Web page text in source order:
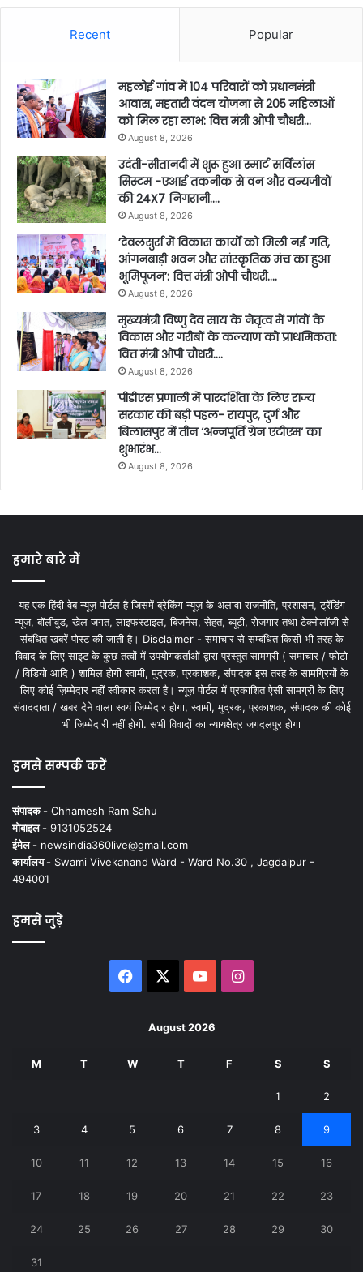
Recent Popular
महलोई गांव में 104 परिवारों को प्रधानमंत्री
आवास, महतारी वंदन योजना से 205 महिलाओं
को मिल रहा लाभ: वित्त मंत्री ओपी चौधरी…
August 8, 2026
उदंती-सीतानदी में शुरू हुआ स्मार्ट सर्विलांस
सिस्टम -एआई तकनीक से वन और वन्यजीवों
की 24X7 निगरानी….
August 8, 2026
’देवलसुर्रा में विकास कार्यों को मिली नई गति,
आंगनबाड़ी भवन और सांस्कृतिक मंच का हुआ
भूमिपूजन’: वित्त मंत्री ओपी चौधरी….
August 8, 2026
मुख्यमंत्री विष्णु देव साय के नेतृत्व में गांवों के
विकास और गरीबों के कल्याण को प्राथमिकता:
वित्त मंत्री ओपी चौधरी….
August 8, 2026
पीडीएस प्रणाली में पारदर्शिता के लिए राज्य
सरकार की बड़ी पहल- रायपुर, दुर्ग और
बिलासपुर में तीन ‘अन्नपूर्ति ग्रेन एटीएम‘ का
शुभारंभ…
August 8, 2026
हमारे बारे में
यह एक हिंदी वेब न्यूज़ पोर्टल है जिसमें ब्रेकिंग न्यूज़ के अलावा राजनीति, प्रशासन, ट्रेंडिंग
न्यूज, बॉलीवुड, खेल जगत, लाइफस्टाइल, बिजनेस, सेहत, ब्यूटी, रोजगार तथा टेक्नोलॉजी से
संबंधित खबरें पोस्ट की जाती है। Disclaimer - समाचार से सम्बंधित किसी भी तरह के
विवाद के लिए साइट के कुछ तत्वों में उपयोगकर्ताओं द्वारा प्रस्तुत सामग्री ( समाचार / फोटो
/ विडियो आदि ) शामिल होगी स्वामी, मुद्रक, प्रकाशक, संपादक इस तरह के सामग्रियों के
लिए कोई ज़िम्मेदार नहीं स्वीकार करता है। न्यूज़ पोर्टल में प्रकाशित ऐसी सामग्री के लिए
संवाददाता / खबर देने वाला स्वयं जिम्मेदार होगा, स्वामी, मुद्रक, प्रकाशक, संपादक की कोई
भी जिम्मेदारी नहीं होगी. सभी विवादों का न्यायक्षेत्र जगदलपुर होगा
हमसे सम्पर्क करें
संपादक - Chhamesh Ram Sahu
मोबाइल - 9131052524
ईमेल - newsindia360live@gmail.com
कार्यालय - Swami Vivekanand Ward - Ward No.30 , Jagdalpur -
494001
हमसे जुड़े
Facebook YouTubeInstagram
August 2026
M T W T F S S
1 2
3 4 5 6 7 8 9
10 11 12 13 14 15 16
17 18 19 20 21 22 23
24 25 26 27 28 29 30
31